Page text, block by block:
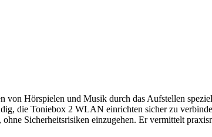
Hörspielen und Musik durch das Aufstellen
die Toniebox 2 WLAN einrichten sicher zu
Sicherheitsrisiken einzugehen. Er vermittelt